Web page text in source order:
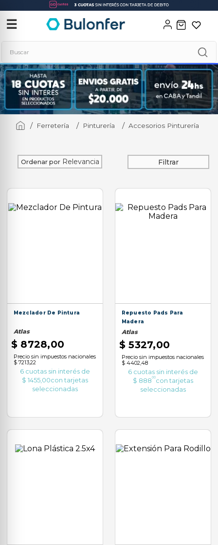
☰
Buscar
Ferretería Pinturería Accesorios Pinturería
Ordenar por Relevancia Filtrar
Mezclador De Pintura
Atlas
$ 8728,00
Precio sin impuestos nacionales
$ 7213,22
6 cuotas sin interés de
$ 1455 00con tarjetas
seleccionadas
Repuesto Pads Para
Madera
Atlas
$ 5327,00
Precio sin impuestos nacionales
$ 4402,48
6 cuotas sin interés de
$ 88800con tarjetas
seleccionadas
Términos más buscados
1.
neo
2.
combos
3.
soldadora
.
amoladora
8.
compresor